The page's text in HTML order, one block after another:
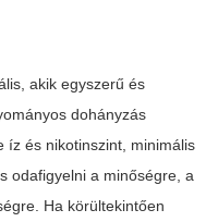
akik egyszerű és
dohányzás
íz és nikotinszint, minimális
odafigyelni a minőségre, a
Ha körültekintően